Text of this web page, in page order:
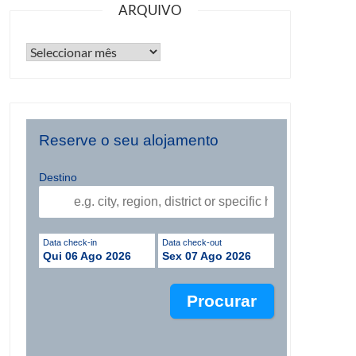
ARQUIVO
Reserve o seu alojamento
Destino
Data check-in
Qui 06 Ago 2026
Data check-out
Sex 07 Ago 2026